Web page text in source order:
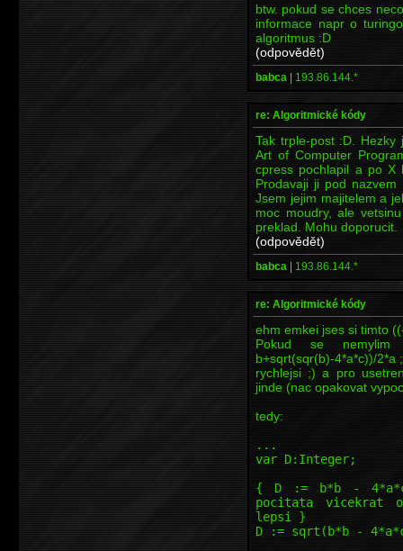
btw. pokud se chces
informace napr o
algoritmus :D
(odpovědět)
babca | 193.86.144.*
re: Algoritmické kódy
Tak trple-post :D.
Art of Computer
cpress pochlapil a po X
Prodavaji ji pod
Jsem jejim majitelem a
moc moudry, ale
preklad. Mohu doporucit.
(odpovědět)
babca | 193.86.144.*
re: Algoritmické kódy
ehm emkei jses si timto
Pokud se
b+sqrt(sqr(b)-4*a*c))/2*a
rychlejsi ;) a pro
jinde (nac opakovat
tedy:
...
var D:Integer;
{ D := b*b -
pocitata vicekrat
lepsi }
D := sqrt(b*b -